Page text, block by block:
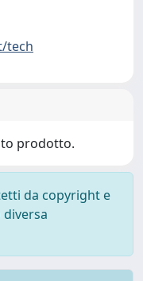
tech
prodotto.
da copyright e